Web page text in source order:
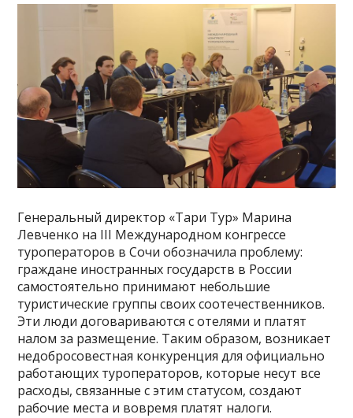
Генеральный директор «Тари Тур» Марина
Левченко на III Международном конгрессе
туроператоров в Сочи обозначила проблему:
граждане иностранных государств в России
самостоятельно принимают небольшие
туристические группы своих соотечественников.
Эти люди договариваются с отелями и платят
налом за размещение. Таким образом, возникает
недобросовестная конкуренция для официально
работающих туроператоров, которые несут все
расходы, связанные с этим статусом, создают
рабочие места и вовремя платят налоги.